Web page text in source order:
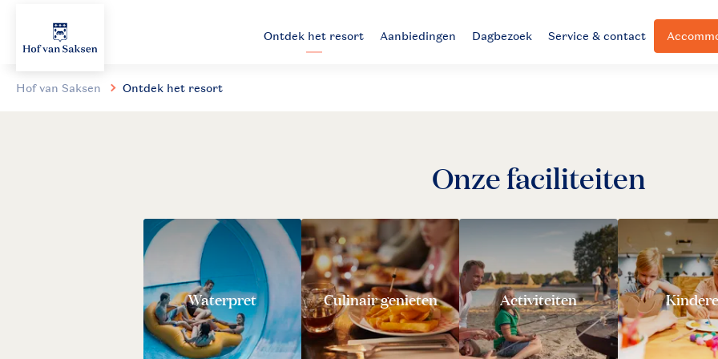
Ontdek het resort Aanbiedingen Dagbezoek Service & contact
Hof van Saksen Ontdek het resort
Onze faciliteiten
Waterpret Culinair genieten Activiteiten